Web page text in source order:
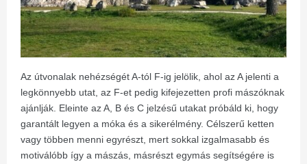
Az útvonalak nehézségét A-tól F-ig jelölik, ahol az A jelenti a
legkönnyebb utat, az F-et pedig kifejezetten profi mászóknak
ajánlják. Eleinte az A, B és C jelzésű utakat próbáld ki, hogy
garantált legyen a móka és a sikerélmény. Célszerű ketten
vagy többen menni egyrészt, mert sokkal izgalmasabb és
motiválóbb így a mászás, másrészt egymás segítségére is